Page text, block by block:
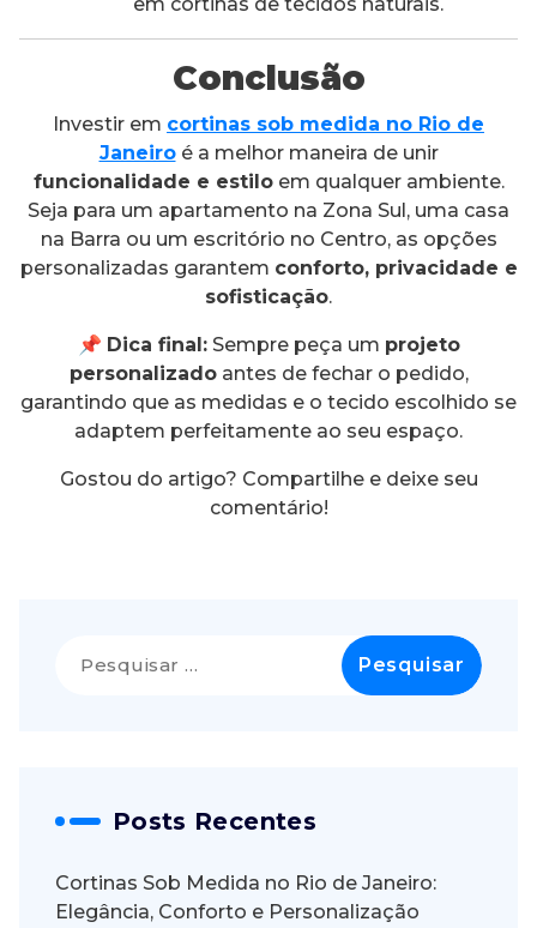
Conclusão
Investir em cortinas sob medida no Rio de
Janeiroé a melhor maneira de unir
funcionalidade e estiloem qualquer ambiente.
Seja para um apartamento na Zona Sul, uma casa
na Barra ou um escritório no Centro, as opções
personalizadas garantem conforto, privacidade e
sofisticação.
📌 Dica final:Sempre peça um projeto
personalizadoantes de fechar o pedido,
garantindo que as medidas e o tecido escolhido se
adaptem perfeitamente ao seu espaço.
Gostou do artigo? Compartilhe e deixe seu
comentário!
por:
Posts Recentes
Cortinas Sob Medida no Rio de Janeiro:
Elegância, Conforto e Personalização